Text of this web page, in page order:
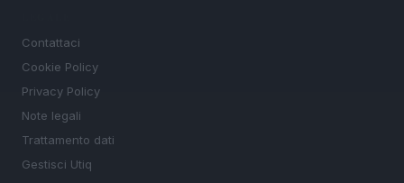
Contattaci
Cookie Policy
Privacy Policy
Note legali
Trattamento dati
Gestisci Utiq